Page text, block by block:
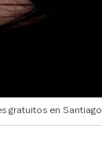
gratuitos en Santiago